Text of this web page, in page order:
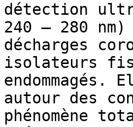
détection
240 – 280
décharges
isolateurs
autour des
phénomène